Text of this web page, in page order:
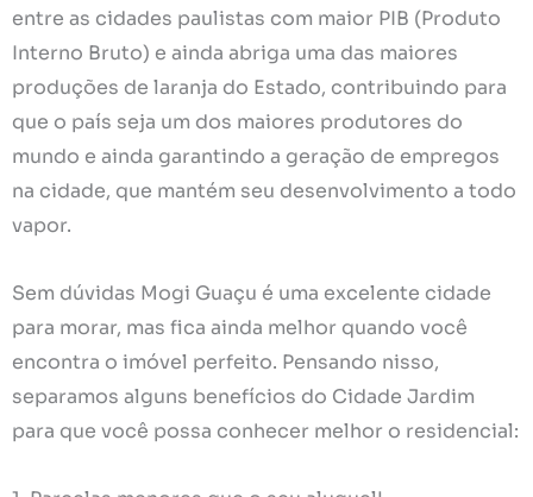
entre as cidades paulistas com maior PIB (Produto
Interno Bruto) e ainda abriga uma das maiores
produções de laranja do Estado, contribuindo para
que o país seja um dos maiores produtores do
mundo e ainda garantindo a geração de empregos
na cidade, que mantém seu desenvolvimento a todo
vapor.
Sem dúvidas Mogi Guaçu é uma excelente cidade
para morar, mas fica ainda melhor quando você
encontra o imóvel perfeito. Pensando nisso,
separamos alguns benefícios do Cidade Jardim
para que você possa conhecer melhor o residencial: